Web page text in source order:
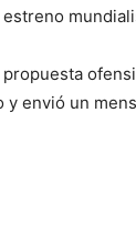
envió un